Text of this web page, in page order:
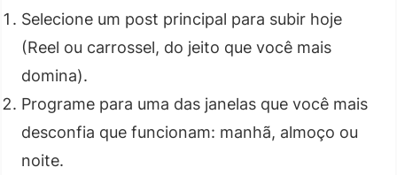
Selecione um post principal para subir hoje
(Reel ou carrossel, do jeito que você mais
domina).
Programe para uma das janelas que você mais
desconfia que funcionam: manhã, almoço ou
noite.